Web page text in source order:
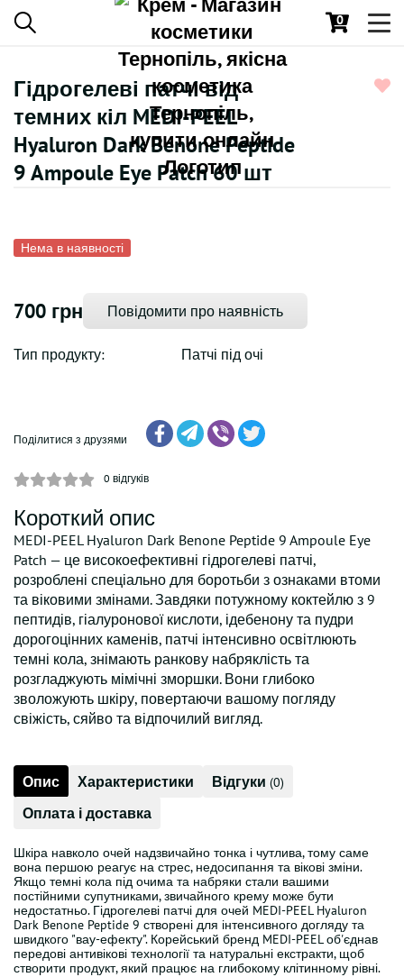
0
Гідрогелеві патчі від
темних кіл MEDI-PEEL
Hyaluron Dark Benone Peptide
9 Ampoule Eye Patch 60 шт
Нема в наявності
700 грн Повідомити про наявність
Тип продукту: Патчі під очі
Поділитися з друзями
0 відгуків
Короткий опис
MEDI-PEEL Hyaluron Dark Benone Peptide 9 Ampoule Eye
Patch — це високоефективні гідрогелеві патчі,
розроблені спеціально для боротьби з ознаками втоми
та віковими змінами. Завдяки потужному коктейлю з 9
пептидів, гіалуронової кислоти, ідебенону та пудри
дорогоцінних каменів, патчі інтенсивно освітлюють
темні кола, знімають ранкову набряклість та
розгладжують мімічні зморшки. Вони глибоко
зволожують шкіру, повертаючи вашому погляду
свіжість, сяйво та відпочилий вигляд.
Опис Характеристики Відгуки (0)
Оплата і доставка
Шкіра навколо очей надзвичайно тонка і чутлива, тому саме
вона першою реагує на стрес, недосипання та вікові зміни.
Якщо темні кола під очима та набряки стали вашими
постійними супутниками, звичайного крему може бути
недостатньо. Гідрогелеві патчі для очей MEDI-PEEL Hyaluron
Dark Benone Peptide 9 створені для інтенсивного догляду та
швидкого "вау-ефекту". Корейський бренд MEDI-PEEL об'єднав
передові антивікові технології та натуральні екстракти, щоб
створити продукт, який працює на глибокому клітинному рівні.